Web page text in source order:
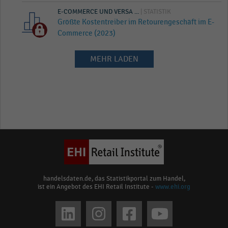
E-COMMERCE UND VERSA ... | STATISTIK
Größte Kostentreiber im Retourengeschäft im E-
Commerce (2023)
MEHR LADEN
handelsdaten.de, das Statistikportal zum Handel,
ist ein Angebot des EHI Retail Institute - www.ehi.org